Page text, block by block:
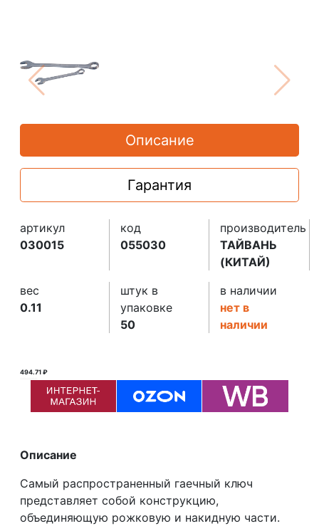
Описание
Гарантия
артикул
030015
код
055030
производитель
ТАЙВАНЬ
(КИТАЙ)
вес
0.11
штук в
упаковке
50
в наличии
нет в
наличии
494.71 ₽
Описание
Самый распространенный гаечный ключ
представляет собой конструкцию,
объединяющую рожковую и накидную части.